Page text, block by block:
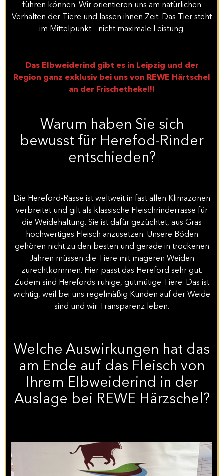
führen können. Wir orientieren uns am natürlichen
Verhalten der Tiere und lassen ihnen Zeit. Das Tier steht
im Mittelpunkt – nicht maximale Leistung.
Das Elbweiderind gibt es in Leipzig und der
Region ganz exklusiv bei uns von REWE Härtschel
an der Frischetheke!!!
Warum haben Sie sich
bewusst für Herefod-Rinder
entschieden?
Die Hereford-Rasse ist weltweit in fast allen Klimazonen
verbreitet und gilt als klassische Fleischrinderrasse für
die Weidehaltung. Sie ist dafür gezüchtet, aus Gras
hochwertiges Fleisch anzusetzen. Unsere Böden
gehören nicht zu den besten und gerade in trockenen
Jahren müssen die Tiere mit mageren Weiden
zurechtkommen. Hier passt das Hereford sehr gut.
Zudem sind Herefords ruhige, gutmütige Tiere. Das ist
wichtig, weil bei uns regelmäßig Kunden auf der Weide
sind und wir Transparenz leben.
Welche Auswirkungen hat das
am Ende auf das Fleisch von
Ihrem Elbweiderind in der
Auslage bei REWE Härzschel?